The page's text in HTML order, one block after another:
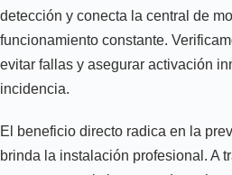
detección y conecta la central de
funcionamiento constante.
evitar fallas y asegurar activación
incidencia.
El beneficio directo radica en la
brinda la instalación profesional. A